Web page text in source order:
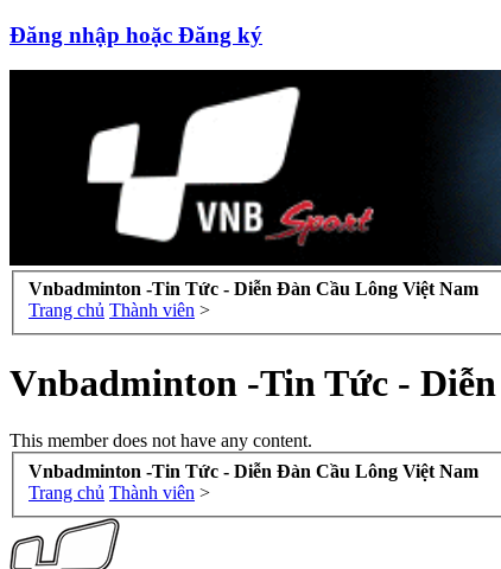
Đăng nhập hoặc Đăng ký
Vnbadminton -Tin Tức - Diễn Đàn Cầu Lông Việt Nam
Trang chủ Thành viên >
Vnbadminton -Tin Tức -
This member does not have any content.
Vnbadminton -Tin Tức - Diễn Đàn Cầu Lông Việt Nam
Trang chủ Thành viên >